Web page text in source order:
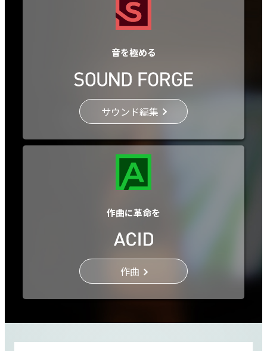
音を極める
サウンド編集
作曲に革命を
作曲